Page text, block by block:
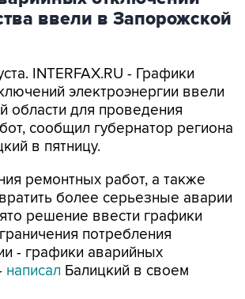
ввели в Запорожской
INTERFAX.RU - Графики
электроэнергии ввели
области для проведения
сообщил губернатор региона
в пятницу.
ремонтных работ, а также
более серьезные аварии
решение ввести графики
потребления
- графики аварийных
написал Балицкий в своем